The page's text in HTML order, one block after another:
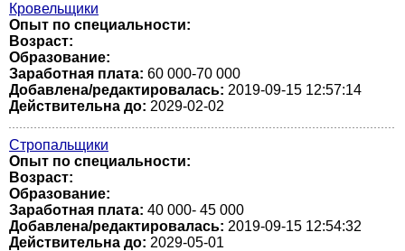
Кровельщики
Опыт по специальности:
Возраст:
Образование:
Заработная плата: 60 000-70 000
Добавлена/редактировалась: 2019-09-15 12:57:14
Действительна до: 2029-02-02
Стропальщики
Опыт по специальности:
Возраст:
Образование:
Заработная плата: 40 000- 45 000
Добавлена/редактировалась: 2019-09-15 12:54:32
Действительна до: 2029-05-01